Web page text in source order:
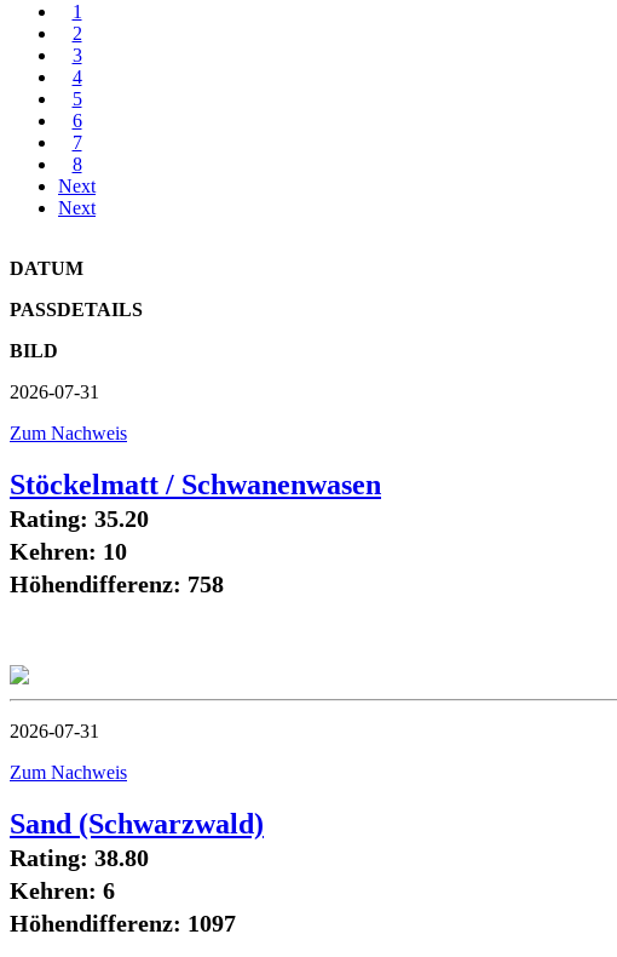
1
2
3
4
5
6
7
8
Next
Next
DATUM
PASSDETAILS
BILD
2026-07-31
Zum Nachweis
Stöckelmatt / Schwanenwasen
Rating: 35.20
Kehren: 10
Höhendifferenz: 758
2026-07-31
Zum Nachweis
Sand (Schwarzwald)
Rating: 38.80
Kehren: 6
Höhendifferenz: 1097